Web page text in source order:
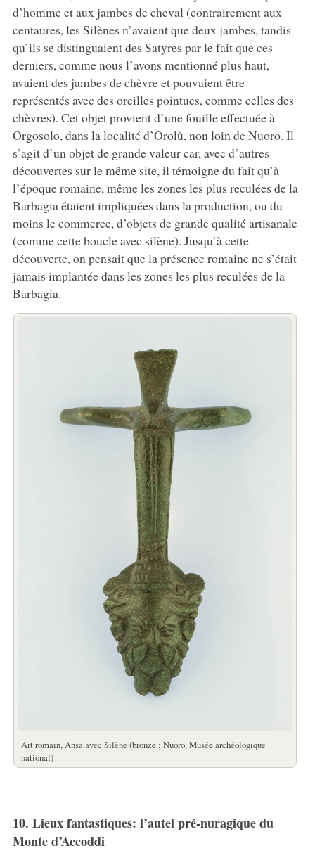
d’homme et aux jambes de cheval (contrairement aux
centaures, les Silènes n’avaient que deux jambes, tandis
qu’ils se distinguaient des Satyres par le fait que ces
derniers, comme nous l’avons mentionné plus haut,
avaient des jambes de chèvre et pouvaient être
représentés avec des oreilles pointues, comme celles des
chèvres). Cet objet provient d’une fouille effectuée à
Orgosolo, dans la localité d’Orolù, non loin de Nuoro. Il
s’agit d’un objet de grande valeur car, avec d’autres
découvertes sur le même site, il témoigne du fait qu’à
l’époque romaine, même les zones les plus reculées de la
Barbagia étaient impliquées dans la production, ou du
moins le commerce, d’objets de grande qualité artisanale
(comme cette boucle avec silène). Jusqu’à cette
découverte, on pensait que la présence romaine ne s’était
jamais implantée dans les zones les plus reculées de la
Barbagia.
Art romain, Ansa avec Silène (bronze ; Nuoro, Musée archéologique
national)
10. Lieux fantastiques: l’autel pré-nuragique du
Monte d’Accoddi